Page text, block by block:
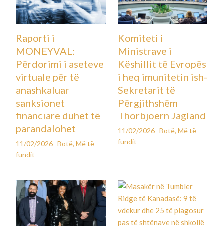
Raporti i
MONEYVAL:
Përdorimi i aseteve
virtuale për të
anashkaluar
sanksionet
financiare duhet të
parandalohet
11/02/2026 Botë,Më të
fundit
Komiteti i
Ministrave i
Këshillit të Evropës
i heq imunitetin ish-
Sekretarit të
Përgjithshëm
Thorbjoern Jagland
11/02/2026 Botë, Më të
fundit